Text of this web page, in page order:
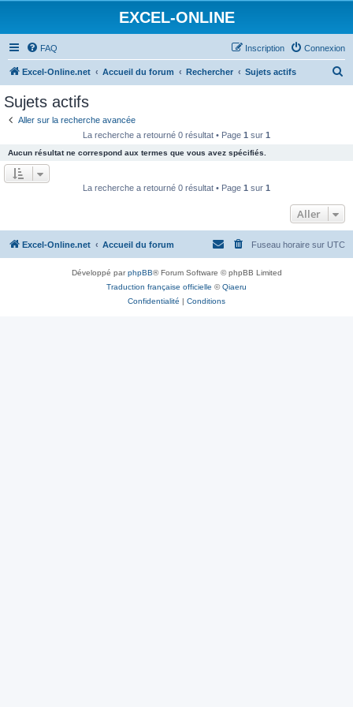
EXCEL-ONLINE
FAQ Connexion
Inscription
Excel-Online.net Accueil du forum Rechercher Sujets actifs
e
Sujets actifs
Aller sur la recherche avancée
La recherche a retourné 0 résultat • Page 1 sur 1
Aucun résultat ne correspond aux termes que vous avez spécifiés.
La recherche a retourné 0 résultat • Page 1 sur 1
Aller
Excel-Online.net Accueil du forum Fuseau horaire sur UTC
Développé parphpBB® Forum Software © phpBB Limited
Traduction française officielle ©Qiaeru
Confidentialité | Conditions